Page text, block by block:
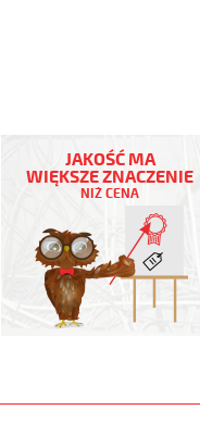
3G1,5
Biały,
kolorowe,
opona
F.jpg
JAKOŚĆ MA
WIĘKSZE ZNACZENIE
NIŻ CENA